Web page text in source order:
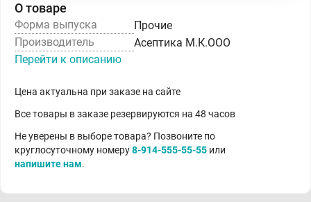
О товаре
Форма выпуска
Прочие
Производитель
Асептика М.К.ООО
Перейти к описанию
Цена актуальна при заказе на сайте
Все товары в заказе резервируются на 48 часов
Не уверены в выборе товара? Позвоните по
круглосуточному номеру8-914-555-55-55 или
напишите нам.